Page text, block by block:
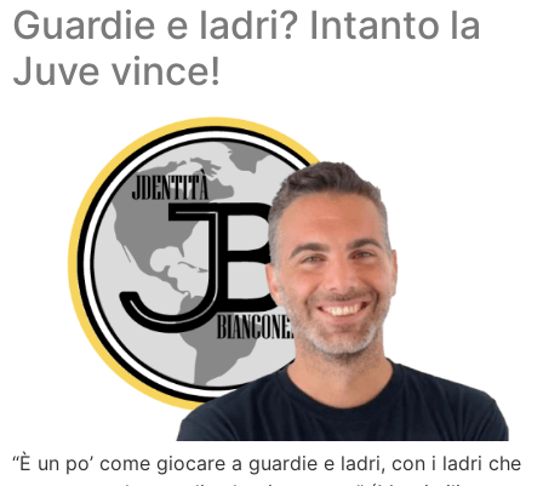
Guardie e ladri? Intanto la
Juve vince!
“È un po’ come giocare a guardie e ladri, con i ladri che